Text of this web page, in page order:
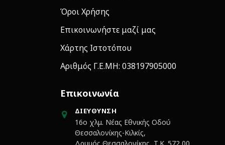
Όροι Χρήσης
Επικοινωνήστε μαζί μας
Χάρτης Ιστοτόπου
Αριθμός Γ.Ε.ΜΗ: 038197905000
Επικοινωνία
ΔΙΕΎΘΥΝΣΗ
16ο χλμ. Νέας Εθνικής Οδού
Θεσσαλονίκης-Κιλκίς,